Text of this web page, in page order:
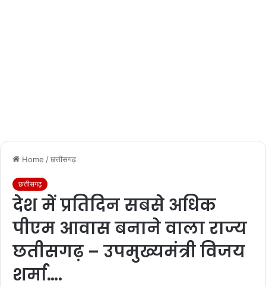
Home /छत्तीसगढ़
छत्तीसगढ़
देश में प्रतिदिन सबसे अधिक
पीएम आवास बनाने वाला राज्य
छतीसगढ़ – उपमुख्यमंत्री विजय
शर्मा….